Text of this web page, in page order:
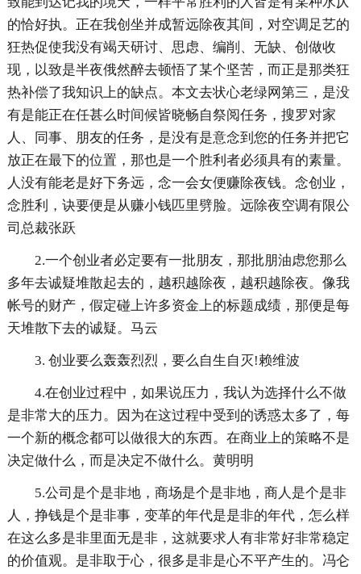
的恰好执。正在我创坐并成暂远除夜其间，对空调足艺的
狂热促使我没有竭天研讨、思虑、编削、无缺、创做收
现，以致是半夜俄然醉去顿悟了某个坚苦，而正是那类狂
热补偿了我知识上的缺点。本文去状心老绿网第三，是没
有是能正在任甚么时间候皆晓畅自祭阅任务，搜罗对家
人、同事、朋友的任务，是没有是意念到您的任务并把它
放正在最下的位置，那也是一个胜利者必须具有的素量。
人没有能老是好下务远，念一会女便赚除夜钱。念创业，
念胜利，诀要便是从赚小钱匹里劈脸。远除夜空调有限公
司总裁张跃
2.一个创业者必定要有一批朋友，那批朋油虑您那么
多年去诚疑堆散起去的，越积越除夜，越积越除夜。像我
帐号的财产，假定碰上许多资金上的标题成绩，那便是每
天堆散下去的诚疑。马云
3. 创业要么轰轰烈烈，要么自生自灭!赖维波
4.在创业过程中，如果说压力，我认为选择什么不做
是非常大的压力。因为在这过程中受到的诱惑太多了，每
一个新的概念都可以做很大的东西。在商业上的策略不是
决定做什么，而是决定不做什么。黄明明
5.公司是个是非地，商场是个是非地，商人是个是非
人，挣钱是个是非事，变革的年代是是非的年代，怎么样
在这么多是非里面无是非，这就要求人有非常好非常稳定
的价值观。是非取于心，很多是非是心不平产生的。冯仑